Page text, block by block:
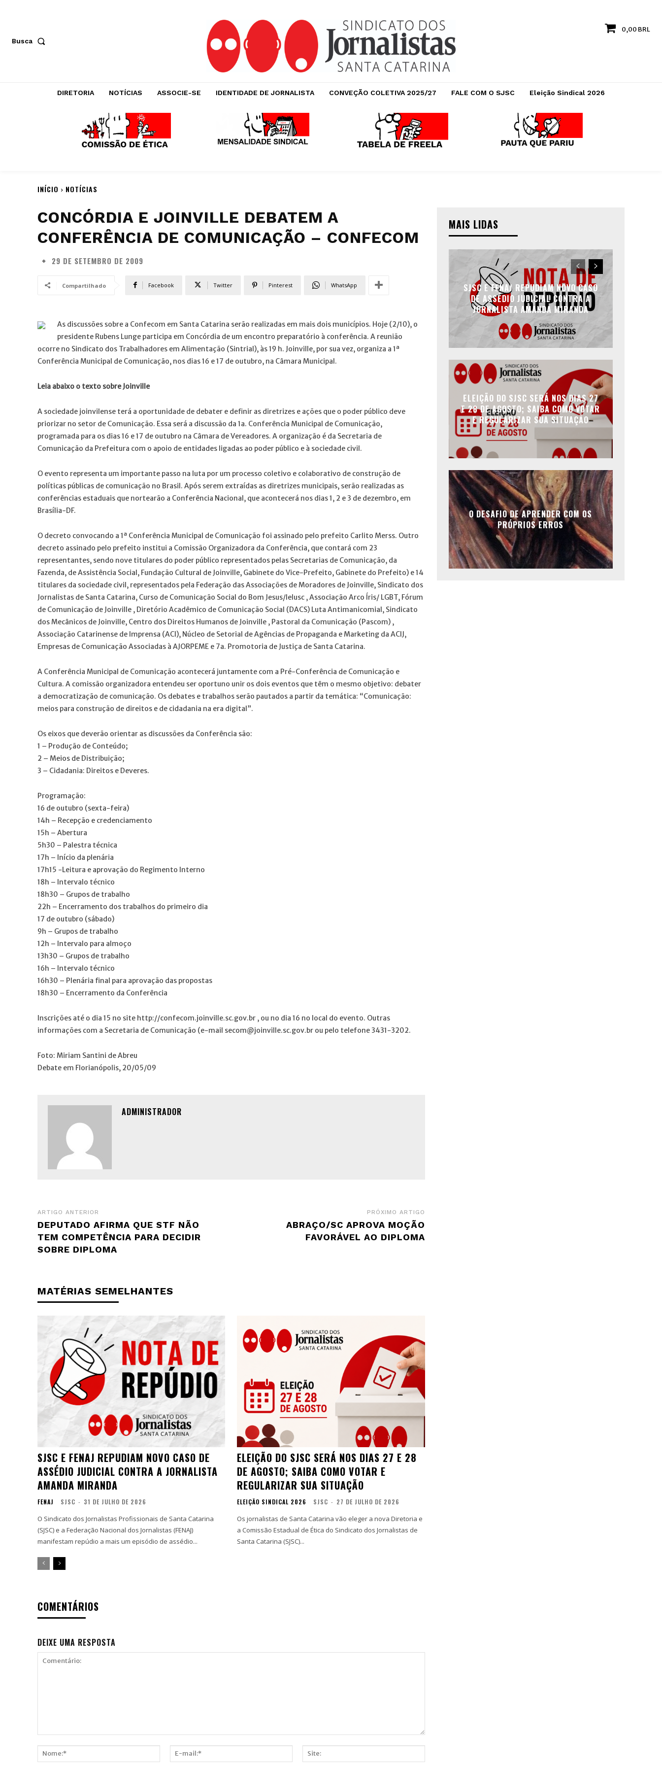
Busca
0,00 BRL
DIRETORIA NOTÍCIAS ASSOCIE-SE IDENTIDADE DE JORNALISTA CONVEÇÃO COLETIVA 2025/27 FALE COM O SJSC Eleição Sindical 2026
INÍCIO NOTÍCIAS
CONCÓRDIA E JOINVILLE DEBATEM A
CONFERÊNCIA DE COMUNICAÇÃO – CONFECOM
29 DE SETEMBRO DE 2009
Compartilhado Facebook Twitter Pinterest WhatsApp
As discussões sobre a Confecom em Santa Catarina serão realizadas em mais dois municípios. Hoje (2/10), o
presidente Rubens Lunge participa em Concórdia de um encontro preparatório à conferência. A reunião
ocorre no Sindicato dos Trabalhadores em Alimentação (Sintrial), às 19 h. Joinville, por sua vez, organiza a 1ª
Conferência Municipal de Comunicação, nos dias 16 e 17 de outubro, na Câmara Municipal.
Leia abaixo o texto sobre Joinville
A sociedade joinvilense terá a oportunidade de debater e definir as diretrizes e ações que o poder público deve
priorizar no setor de Comunicação. Essa será a discussão da 1a. Conferência Municipal de Comunicação,
programada para os dias 16 e 17 de outubro na Câmara de Vereadores. A organização é da Secretaria de
Comunicação da Prefeitura com o apoio de entidades ligadas ao poder público e à sociedade civil.
O evento representa um importante passo na luta por um processo coletivo e colaborativo de construção de
políticas públicas de comunicação no Brasil. Após serem extraídas as diretrizes municipais, serão realizadas as
conferências estaduais que nortearão a Conferência Nacional, que acontecerá nos dias 1, 2 e 3 de dezembro, em
Brasília-DF.
O decreto convocando a 1ª Conferência Municipal de Comunicação foi assinado pelo prefeito Carlito Merss. Outro
decreto assinado pelo prefeito institui a Comissão Organizadora da Conferência, que contará com 23
representantes, sendo nove titulares do poder público representados pelas Secretarias de Comunicação, da
Fazenda, de Assistência Social, Fundação Cultural de Joinville, Gabinete do Vice-Prefeito, Gabinete do Prefeito) e 14
titulares da sociedade civil, representados pela Federação das Associações de Moradores de Joinville, Sindicato dos
Jornalistas de Santa Catarina, Curso de Comunicação Social do Bom Jesus/Ielusc , Associação Arco Íris/ LGBT, Fórum
de Comunicação de Joinville , Diretório Acadêmico de Comunicação Social (DACS) Luta Antimanicomial, Sindicato
dos Mecânicos de Joinville, Centro dos Direitos Humanos de Joinville , Pastoral da Comunicação (Pascom) ,
Associação Catarinense de Imprensa (ACI), Núcleo de Setorial de Agências de Propaganda e Marketing da ACIJ,
Empresas de Comunicação Associadas à AJORPEME e 7a. Promotoria de Justiça de Santa Catarina.
A Conferência Municipal de Comunicação acontecerá juntamente com a Pré-Conferência de Comunicação e
Cultura. A comissão organizadora entendeu ser oportuno unir os dois eventos que têm o mesmo objetivo: debater
a democratização de comunicação. Os debates e trabalhos serão pautados a partir da temática: “Comunicação:
meios para construção de direitos e de cidadania na era digital”.
Os eixos que deverão orientar as discussões da Conferência são:
1 – Produção de Conteúdo;
2 – Meios de Distribuição;
3 – Cidadania: Direitos e Deveres.
Programação:
16 de outubro (sexta-feira)
14h – Recepção e credenciamento
15h – Abertura
5h30 – Palestra técnica
17h – Início da plenária
17h15 -Leitura e aprovação do Regimento Interno
18h – Intervalo técnico
18h30 – Grupos de trabalho
22h – Encerramento dos trabalhos do primeiro dia
17 de outubro (sábado)
9h – Grupos de trabalho
12h – Intervalo para almoço
13h30 – Grupos de trabalho
16h – Intervalo técnico
16h30 – Plenária final para aprovação das propostas
18h30 – Encerramento da Conferência
Inscrições até o dia 15 no site http://confecom.joinville.sc.gov.br , ou no dia 16 no local do evento. Outras
informações com a Secretaria de Comunicação (e-mail secom@joinville.sc.gov.br ou pelo telefone 3431-3202.
Foto: Miriam Santini de Abreu
Debate em Florianópolis, 20/05/09
ADMINISTRADOR
ARTIGO ANTERIOR
DEPUTADO AFIRMA QUE STF NÃO
TEM COMPETÊNCIA PARA DECIDIR
SOBRE DIPLOMA
PRÓXIMO ARTIGO
ABRAÇO/SC APROVA MOÇÃO
FAVORÁVEL AO DIPLOMA
MATÉRIAS SEMELHANTES
SJSC E FENAJ REPUDIAM NOVO CASO DE
ASSÉDIO JUDICIAL CONTRA A JORNALISTA
AMANDA MIRANDA
FENAJ SJSC - 31 DE JULHO DE 2026
O Sindicato dos Jornalistas Profissionais de Santa Catarina
(SJSC) e a Federação Nacional dos Jornalistas (FENAJ)
manifestam repúdio a mais um episódio de assédio...
ELEIÇÃO DO SJSC SERÁ NOS DIAS 27 E 28
DE AGOSTO; SAIBA COMO VOTAR E
REGULARIZAR SUA SITUAÇÃO
ELEIÇÃO SINDICAL 2026 SJSC - 27 DE JULHO DE 2026
Os jornalistas de Santa Catarina vão eleger a nova Diretoria e
a Comissão Estadual de Ética do Sindicato dos Jornalistas de
Santa Catarina (SJSC)...
COMENTÁRIOS
DEIXE UMA RESPOSTA
MAIS LIDAS
SJSC E FENAJ REPUDIAM NOVO CASO
DE ASSÉDIO JUDICIAL CONTRA A
JORNALISTA AMANDA MIRANDA
ELEIÇÃO DO SJSC SERÁ NOS DIAS 27
E 28 DE AGOSTO; SAIBA COMO VOTAR
E REGULARIZAR SUA SITUAÇÃO
O DESAFIO DE APRENDER COM OS
PRÓPRIOS ERROS